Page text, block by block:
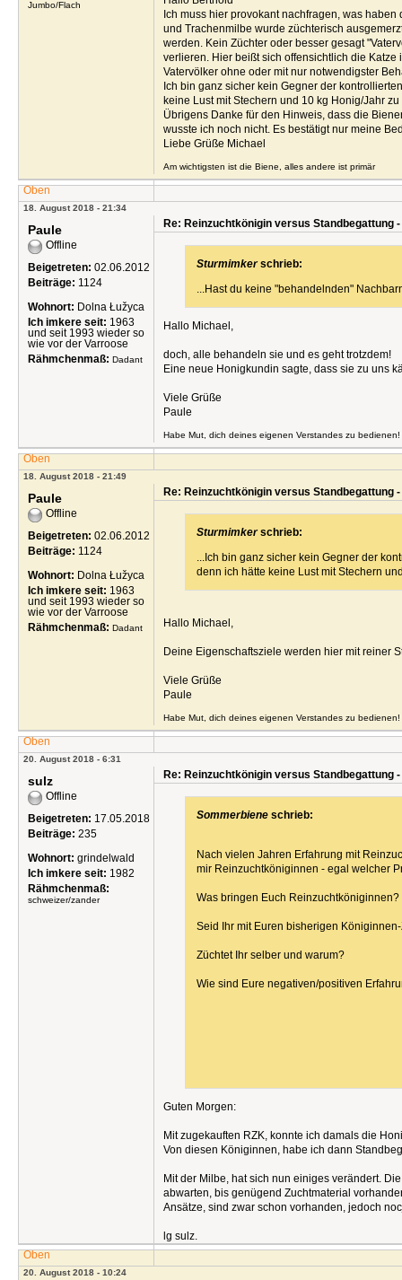
Jumbo/Flach
Ich muss hier provokant nachfragen, was
und Trachenmilbe wurde züchterisch
werden. Kein Züchter oder besser gesagt
verlieren. Hier beißt sich offensichtlich die
Vatervölker ohne oder mit nur notwendigster
Ich bin ganz sicher kein Gegner der
keine Lust mit Stechern und 10 kg Honig/Jahr
Übrigens Danke für den Hinweis, dass die
wusste ich noch nicht. Es bestätigt nur meine
Liebe Grüße Michael
Am wichtigsten ist die Biene, alles andere ist primär
Oben
18. August 2018 - 21:34
Paule
Offline
Beigetreten: 02.06.2012
Beiträge: 1124
Wohnort: Dolna Łužyca
Ich imkere seit: 1963
und seit 1993 wieder so
wie vor der Varroose
Rähmchenmaß: Dadant
Re: Reinzuchtkönigin versus Standbegattung
Sturmimkerschrieb:
...Hast du keine "behandelnden"
Hallo Michael,
doch, alle behandeln sie und es geht trotzdem!
Eine neue Honigkundin sagte, dass sie zu uns
Viele Grüße
Paule
Habe Mut, dich deines eigenen Verstandes zu bedienen!
Oben
18. August 2018 - 21:49
Paule
Offline
Beigetreten: 02.06.2012
Beiträge: 1124
Wohnort: Dolna Łužyca
Ich imkere seit: 1963
und seit 1993 wieder so
wie vor der Varroose
Rähmchenmaß: Dadant
Re: Reinzuchtkönigin versus Standbegattung
Sturmimkerschrieb:
...Ich bin ganz sicher kein Gegner der
denn ich hätte keine Lust mit Stechern
Hallo Michael,
Deine Eigenschaftsziele werden hier mit reiner
Viele Grüße
Paule
Habe Mut, dich deines eigenen Verstandes zu bedienen!
Oben
20. August 2018 - 6:31
sulz
Offline
Beigetreten: 17.05.2018
Beiträge: 235
Wohnort: grindelwald
Ich imkere seit: 1982
Rähmchenmaß:
schweizer/zander
Re: Reinzuchtkönigin versus Standbegattung
Sommerbiene schrieb:
Nach vielen Jahren Erfahrung mit
mir Reinzuchtköniginnen - egal welcher
Was bringen Euch Reinzuchtköniginnen?
Seid Ihr mit Euren bisherigen
Züchtet Ihr selber und warum?
Wie sind Eure negativen/positiven
Guten Morgen:
Mit zugekauften RZK, konnte ich damals die
Von diesen Königinnen, habe ich dann
Mit der Milbe, hat sich nun einiges verändert.
abwarten, bis genügend Zuchtmaterial
Ansätze, sind zwar schon vorhanden, jedoch
lg sulz.
Oben
20. August 2018 - 10:24